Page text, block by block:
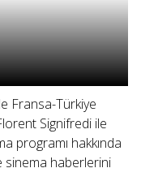
Fransa-Türkiye
Signifredi ile
programı hakkında
sinema haberlerini